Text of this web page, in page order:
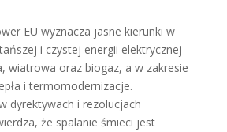
EU wyznacza jasne kierunki w
i czystej energii elektrycznej –
wiatrowa oraz biogaz, a w zakresie
i termomodernizacje.
dyrektywach i rezolucjach
że spalanie śmieci jest